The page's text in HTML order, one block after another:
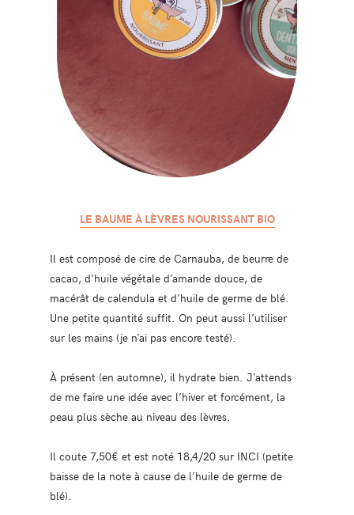
LE BAUME À LÈVRES NOURISSANT BIO
Il est composé de cire de Carnauba, de beurre de
cacao, d’huile végétale d’amande douce, de
macérât de calendula et d’huile de germe de blé.
Une petite quantité suffit. On peut aussi l’utiliser
sur les mains (je n’ai pas encore testé).
À présent (en automne), il hydrate bien. J’attends
de me faire une idée avec l’hiver et forcément, la
peau plus sèche au niveau des lèvres.
Il coute 7,50€ et est noté 18,4/20 sur INCI (petite
baisse de la note à cause de l’huile de germe de
blé).